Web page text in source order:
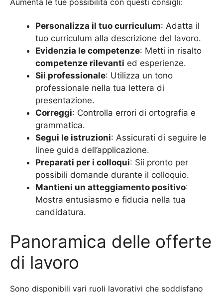
Personalizza il tuo curriculum: Adatta il
tuo curriculum alla descrizione del lavoro.
Evidenzia le competenze: Metti in risalto
competenze rilevanti ed esperienze.
Sii professionale: Utilizza un tono
professionale nella tua lettera di
presentazione.
Correggi: Controlla errori di ortografia e
grammatica.
Segui le istruzioni: Assicurati di seguire le
linee guida dell’applicazione.
Preparati per i colloqui: Sii pronto per
possibili domande durante il colloquio.
Mantieni un atteggiamento positivo:
Mostra entusiasmo e fiducia nella tua
candidatura.
Panoramica delle offerte
di lavoro
Sono disponibili vari ruoli lavorativi che soddisfano